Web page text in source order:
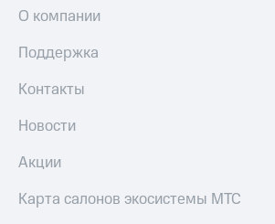
О компании
Поддержка
Контакты
Новости
Акции
Карта салонов экосистемы МТС